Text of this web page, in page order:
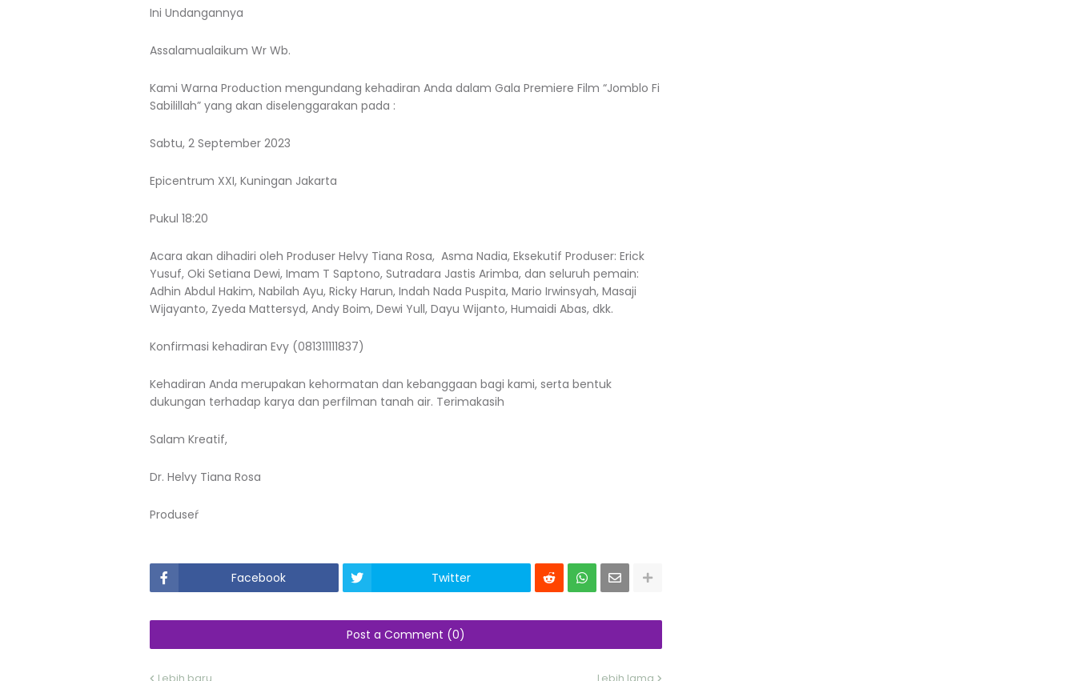
Ini Undangannya
Assalamualaikum Wr Wb.
Kami Warna Production mengundang kehadiran Anda dalam Gala Premiere Film “Jomblo Fi
Sabilillah” yang akan diselenggarakan pada :
Sabtu, 2 September 2023
Epicentrum XXI, Kuningan Jakarta
Pukul 18:20
Acara akan dihadiri oleh Produser Helvy Tiana Rosa, Asma Nadia, Eksekutif Produser: Erick
Yusuf, Oki Setiana Dewi, Imam T Saptono, Sutradara Jastis Arimba, dan seluruh pemain:
Adhin Abdul Hakim, Nabilah Ayu, Ricky Harun, Indah Nada Puspita, Mario Irwinsyah, Masaji
Wijayanto, Zyeda Mattersyd, Andy Boim, Dewi Yull, Dayu Wijanto, Humaidi Abas, dkk.
Konfirmasi kehadiran Evy (081311111837)
Kehadiran Anda merupakan kehormatan dan kebanggaan bagi kami, serta bentuk
dukungan terhadap karya dan perfilman tanah air. Terimakasih
Salam Kreatif,
Dr. Helvy Tiana Rosa
Produseŕ
Facebook Twitter
Post a Comment (0)